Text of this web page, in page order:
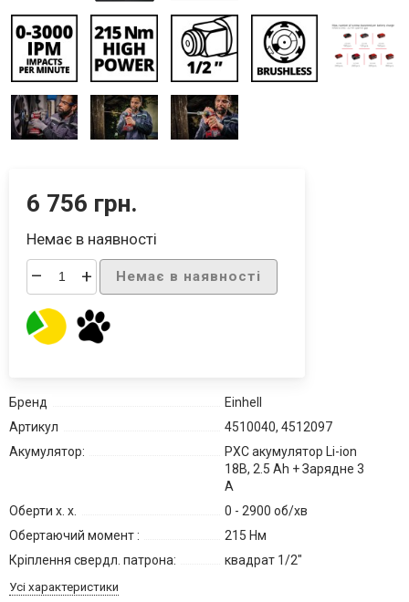
6 756 грн.
Немає в наявності
– + Немає в наявності
Бренд
Einhell
Артикул
4510040, 4512097
Акумулятор:
PXC акумулятор Li-ion
18В, 2.5 Ah + Зарядне 3
А
Оберти х. х.
0 - 2900 об/хв
Обертаючий момент :
215 Нм
Кріплення свердл. патрона:
квадрат 1/2"
Усі характеристики